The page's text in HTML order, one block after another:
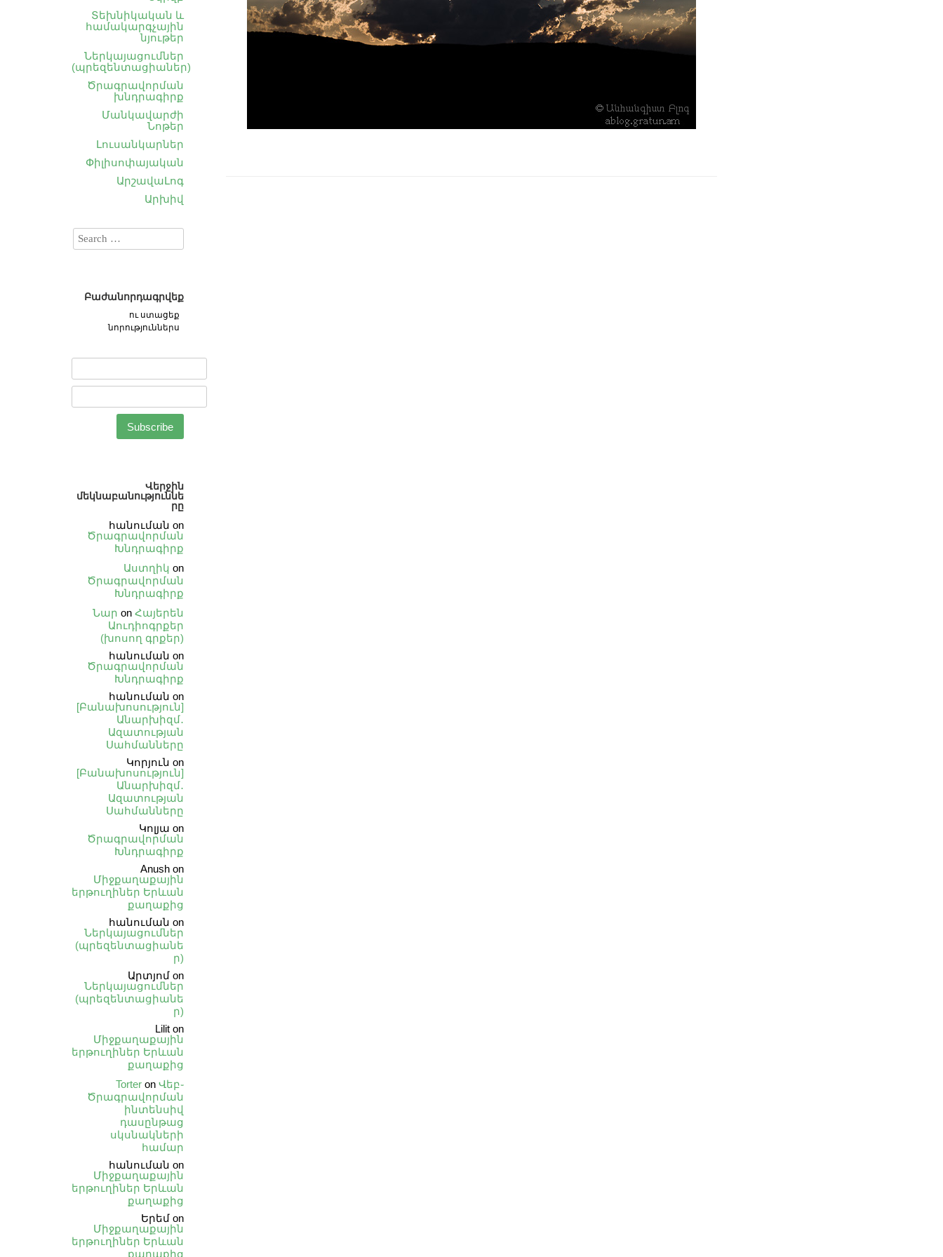
Տեխնիկական և
համակարգչային
նյութեր
Ներկայացումներ
(պրեզենտացիաներ)
Ծրագրավորման
խնդրագիրք
Մանկավարժի
Նոթեր
Լուսանկարներ
Փիլիսոփայական
ԱրշավաԼոգ
Արխիվ
Բաժանորդագրվեք
ու ստացեք
նորություններս
Վերջին
մեկնաբանություննե
րը
հանուման on
Ծրագրավորման
Խնդրագիրք
Աստղիկ on
Ծրագրավորման
Խնդրագիրք
Նար on Հայերեն
Աուդիոգրքեր
(խոսող գրքեր)
հանուման on
Ծրագրավորման
Խնդրագիրք
հանուման on
[Բանախոսություն]
Անարխիզմ․
Ազատության
Սահմանները
Կորյուն on
[Բանախոսություն]
Անարխիզմ․
Ազատության
Սահմանները
Կոլյա on
Ծրագրավորման
Խնդրագիրք
Anush on
Միջքաղաքային
երթուղիներ Երևան
քաղաքից
հանուման on
Ներկայացումներ
(պրեզենտացիանե
ր)
Արտյոմ on
Ներկայացումներ
(պրեզենտացիանե
ր)
Lilit on
Միջքաղաքային
երթուղիներ Երևան
քաղաքից
Torter on Վեբ֊
Ծրագրավորման
ինտենսիվ
դասընթաց
սկսնակների
համար
հանուման on
Միջքաղաքային
երթուղիներ Երևան
քաղաքից
Երեմ on
Միջքաղաքային
երթուղիներ Երևան
քաղաքից